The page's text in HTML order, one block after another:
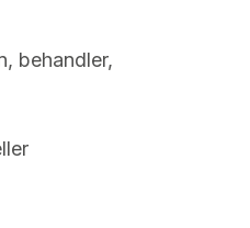
behandler,